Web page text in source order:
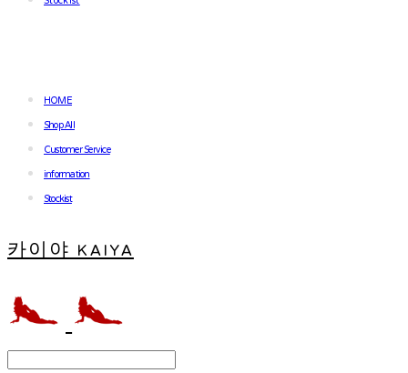
HOME
Shop All
Customer Service
information
Stockist
카이야 KAIYA